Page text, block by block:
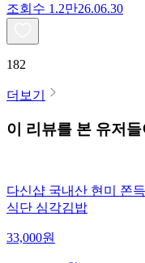
조회수 1.2만26.06.30
182
더보기
이 리뷰를 본 유저
다신샵 국내산 현미 쫀
식단 심각김밥
33,000원